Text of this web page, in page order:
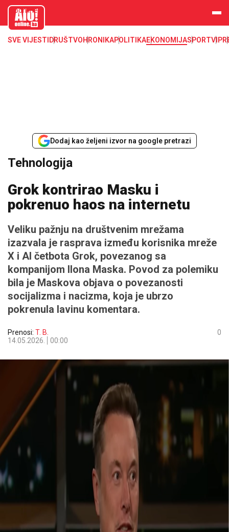
aloonline.b
SVE VIJESTI DRUŠTVOHRONIKAPOLITIKAEKONOMIJASPORTVIP
Dodaj kao željeni izvor na google pretrazi
Tehnologija
Grok kontrirao Masku i
pokrenuo haos na internetu
Veliku pažnju na društvenim mrežama
izazvala je rasprava između korisnika mreže
X i AI četbota Grok, povezanog sa
kompanijom Ilona Maska. Povod za polemiku
bila je Maskova objava o povezanosti
socijalizma i nacizma, koja je ubrzo
pokrenula lavinu komentara.
Prenosi: T. B.
14.05.2026.
00:00
0